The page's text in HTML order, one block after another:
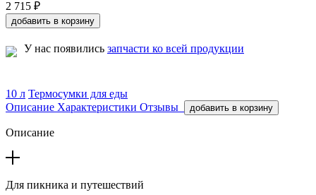
2 715 ₽
добавить в корзину
У нас появились запчасти ко всей продукции
10 л Термосумки для еды
Описание Характеристики Отзывы добавить в корзину
Описание
Для пикника и путешествий